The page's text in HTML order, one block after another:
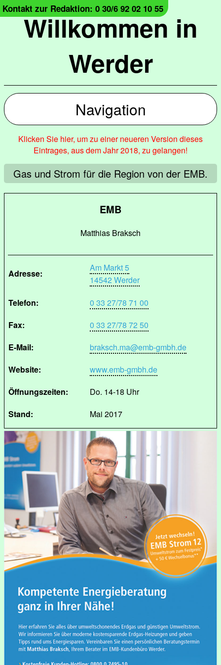
Willkommen in
Werder
Kontakt zur Redaktion: 0 30/6 92 02 10 55
Navigation
Klicken Sie hier, um zu einer neueren Version dieses
Eintrages, aus dem Jahr 2018, zu gelangen!
Gas und Strom für die Region von der EMB.
EMB
Matthias Braksch
Adresse:
Am Markt 5
14542 Werder
Telefon:
0 33 27/78 71 00
Fax:
0 33 27/78 72 50
E-Mail:
braksch.ma@emb-gmbh.de
Website:
www.emb-gmbh.de
Öffnungszeiten:
Do. 14-18 Uhr
Stand:
Mai 2017